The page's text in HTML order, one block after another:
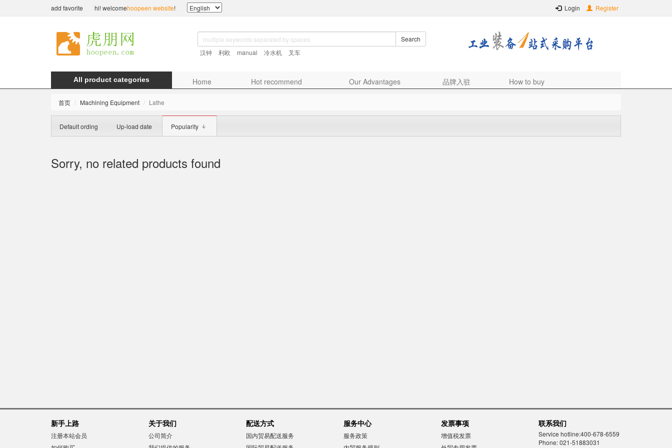
add favorite hi! welcomehoopeen website! Login Register
Search
汉钟
利欧 manual 冷水机 叉车
All product categories Home Hot recommend Our Advantages 品牌入驻 How to buy
首页 Machining Equipment Lathe
Default ording Up-load date Popularity
Sorry, no related products found
新手上路
注册本站会员
关于我们
公司简介
配送方式
国内贸易配送服务
服务中心
服务政策
发票事项
增值税发票
联系我们
Service hotline:400-678-6559
Phone: 021-51883031